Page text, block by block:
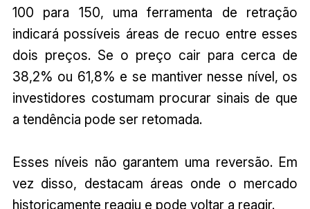
100 para 150, uma ferramenta de retração
indicará possíveis áreas de recuo entre esses
dois preços. Se o preço cair para cerca de
38,2% ou 61,8% e se mantiver nesse nível, os
investidores costumam procurar sinais de que
a tendência pode ser retomada.
Esses níveis não garantem uma reversão. Em
vez disso, destacam áreas onde o mercado
historicamente reagiu e pode voltar a reagir.